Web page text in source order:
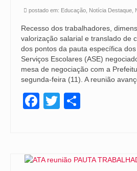
postado em: Educação Notícia Destaque
Recesso dos trabalhadores,
valorização salarial e translado de
dos pontos da pauta específica
Serviços Escolares (ASE)
mesa de negociação com a
segunda-feira (11). A reunião
Facebook
Twitter